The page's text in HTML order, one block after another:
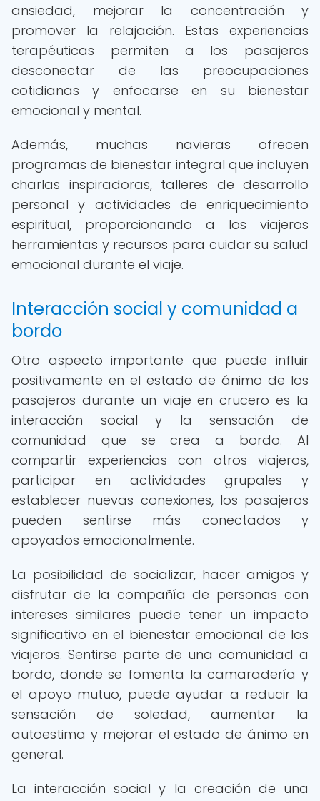
ansiedad, mejorar la concentración y
promover la relajación. Estas experiencias
terapéuticas permiten a los pasajeros
desconectar de las preocupaciones
cotidianas y enfocarse en su bienestar
emocional y mental.
Además, muchas navieras ofrecen
programas de bienestar integral que incluyen
charlas inspiradoras, talleres de desarrollo
personal y actividades de enriquecimiento
espiritual, proporcionando a los viajeros
herramientas y recursos para cuidar su salud
emocional durante el viaje.
Interacción social y comunidad a
bordo
Otro aspecto importante que puede influir
positivamente en el estado de ánimo de los
pasajeros durante un viaje en crucero es la
interacción social y la sensación de
comunidad que se crea a bordo. Al
compartir experiencias con otros viajeros,
participar en actividades grupales y
establecer nuevas conexiones, los pasajeros
pueden sentirse más conectados y
apoyados emocionalmente.
La posibilidad de socializar, hacer amigos y
disfrutar de la compañía de personas con
intereses similares puede tener un impacto
significativo en el bienestar emocional de los
viajeros. Sentirse parte de una comunidad a
bordo, donde se fomenta la camaradería y
el apoyo mutuo, puede ayudar a reducir la
sensación de soledad, aumentar la
autoestima y mejorar el estado de ánimo en
general.
La interacción social y la creación de una